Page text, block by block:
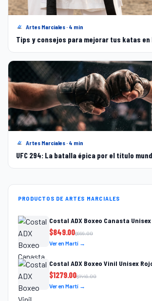
Artes Marciales · 4 min
Tips y consejos para mejorar tus katas
Artes Marciales · 4 min
UFC 294: La batalla épica por el título
PRODUCTOS DE ARTES MARCIALES
Costal ADX Boxeo Canasta
$849.00$999.00
Ver en Martí →
Costal ADX Boxeo Vinil Unisex
$1279.00$1449.00
Ver en Martí →